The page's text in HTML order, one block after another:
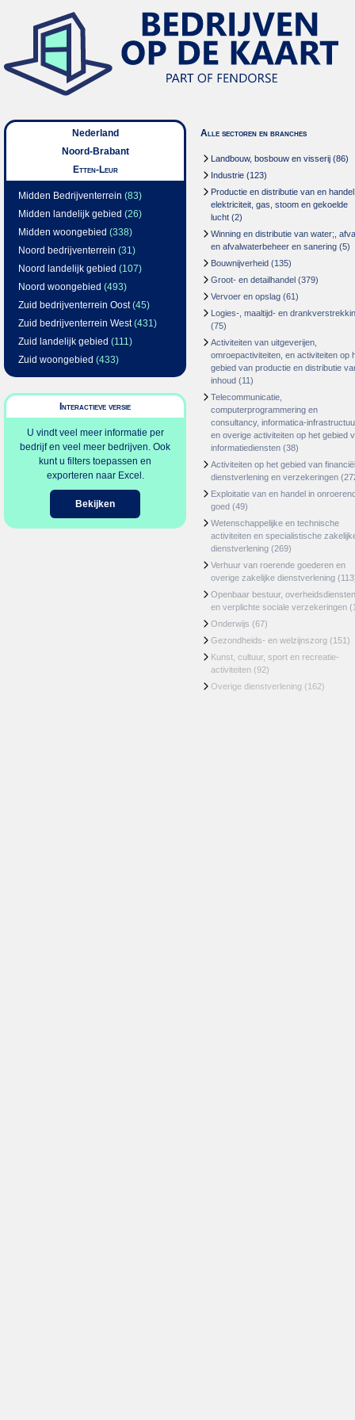
Nederland
Noord-Brabant
Etten-Leur
Midden Bedrijventerrein (83)
Midden landelijk gebied (26)
Midden woongebied (338)
Noord bedrijventerrein (31)
Noord landelijk gebied (107)
Noord woongebied (493)
Zuid bedrijventerrein Oost(45)
Zuid bedrijventerrein West(431)
Zuid landelijk gebied (111)
Zuid woongebied (433)
Interactieve versie
U vindt veel meer informatie per
bedrijf en veel meer bedrijven. Ook
kunt u filters toepassen en
exporteren naar Excel.
Bekijken
Alle sectoren en branches
Landbouw, bosbouw en visserij (86)
Industrie (123)
Productie en distributie van en
elektriciteit, gas, stoom en gekoelde
lucht (2)
Winning en distributie van water;,
en afvalwaterbeheer en sanering (5)
Bouwnijverheid (135)
Groot- en detailhandel (379)
Vervoer en opslag (61)
Logies-, maaltijd- en
(75)
Activiteiten van uitgeverijen,
omroepactiviteiten, en activiteiten op
gebied van productie en distributie
inhoud (11)
Telecommunicatie,
computerprogrammering en
consultancy, informatica-
en overige activiteiten op het gebied
informatiediensten (38)
Activiteiten op het gebied van
dienstverlening en verzekeringen
Exploitatie van en handel in
goed (49)
Wetenschappelijke en technische
activiteiten en specialistische
dienstverlening (269)
Verhuur van roerende goederen en
overige zakelijke dienstverlening
Openbaar bestuur, overheidsdiensten
en verplichte sociale verzekeringen
Onderwijs (67)
Gezondheids- en welzijnszorg (151)
Kunst, cultuur, sport en recreatie-
activiteiten (92)
Overige dienstverlening (162)